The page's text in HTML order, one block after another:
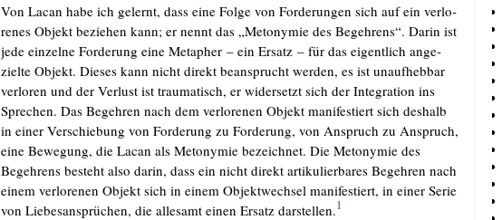
Von Lacan habe ich gelernt, dass eine Fol­ge von For­de­run­gen sich auf ein ver­lo­
re­nes Objekt bezie­hen kann; er nennt das „Met­ony­mie des Begeh­rens“. Dar­in ist
jede ein­zel­ne For­de­rung eine Meta­pher – ein Ersatz – für das eigent­lich ange­
ziel­te Objekt. Die­ses kann nicht direkt bean­sprucht wer­den, es ist unauf­heb­bar
ver­lo­ren und der Ver­lust ist trau­ma­tisch, er wider­setzt sich der Inte­gra­ti­on ins
Spre­chen. Das Begeh­ren nach dem ver­lo­re­nen Objekt mani­fes­tiert sich des­halb
in einer Ver­schie­bung von For­de­rung zu For­de­rung, von Anspruch zu Anspruch,
eine Bewe­gung, die Lacan als Met­ony­mie bezeich­net. Die Met­ony­mie des
Begeh­rens besteht also dar­in, dass ein nicht direkt arti­ku­lier­ba­res Begeh­ren nach
einem ver­lo­re­nen Objekt sich in einem Objekt­wech­sel mani­fes­tiert, in einer Serie
von Lie­bes­an­sprü­chen, die alle­samt einen Ersatz dar­stel­len.1